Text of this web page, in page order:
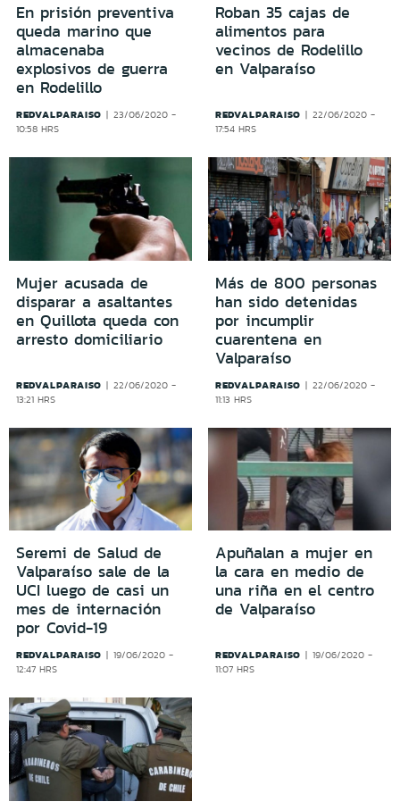
En prisión preventiva
queda marino que
almacenaba
explosivos de guerra
en Rodelillo
REDVALPARAISO
23/06/2020 -
10:58 HRS
Roban 35 cajas de
alimentos para
vecinos de Rodelillo
en Valparaíso
REDVALPARAISO
22/06/2020 -
17:54 HRS
Mujer acusada de
disparar a asaltantes
en Quillota queda con
arresto domiciliario
REDVALPARAISO
22/06/2020 -
13:21 HRS
Más de 800 personas
han sido detenidas
por incumplir
cuarentena en
Valparaíso
REDVALPARAISO
22/06/2020 -
11:13 HRS
Seremi de Salud de
Valparaíso sale de la
UCI luego de casi un
mes de internación
por Covid-19
REDVALPARAISO
19/06/2020 -
12:47 HRS
Apuñalan a mujer en
la cara en medio de
una riña en el centro
de Valparaíso
REDVALPARAISO
19/06/2020 -
11:07 HRS